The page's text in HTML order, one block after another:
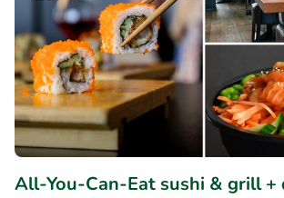
All-You-Can-Eat sushi & grill +